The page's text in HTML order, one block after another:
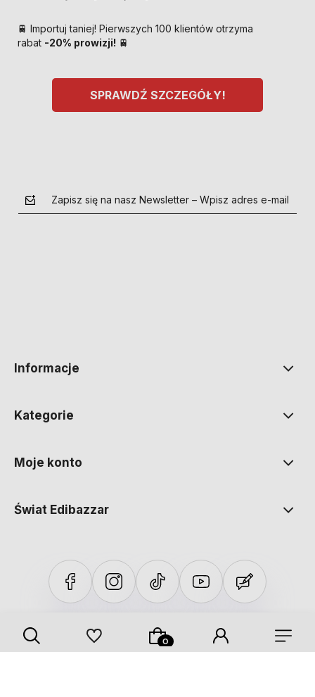
🚆 Importuj taniej! Pierwszych 100 klientów otrzyma
rabat -20% prowizji! 🚆
SPRAWDŹ SZCZEGÓŁY!
Zapisz się na nasz Newsletter – Wpisz adres e-mail
Informacje
Kategorie
Moje konto
Świat Edibazzar
od GrowCommerce